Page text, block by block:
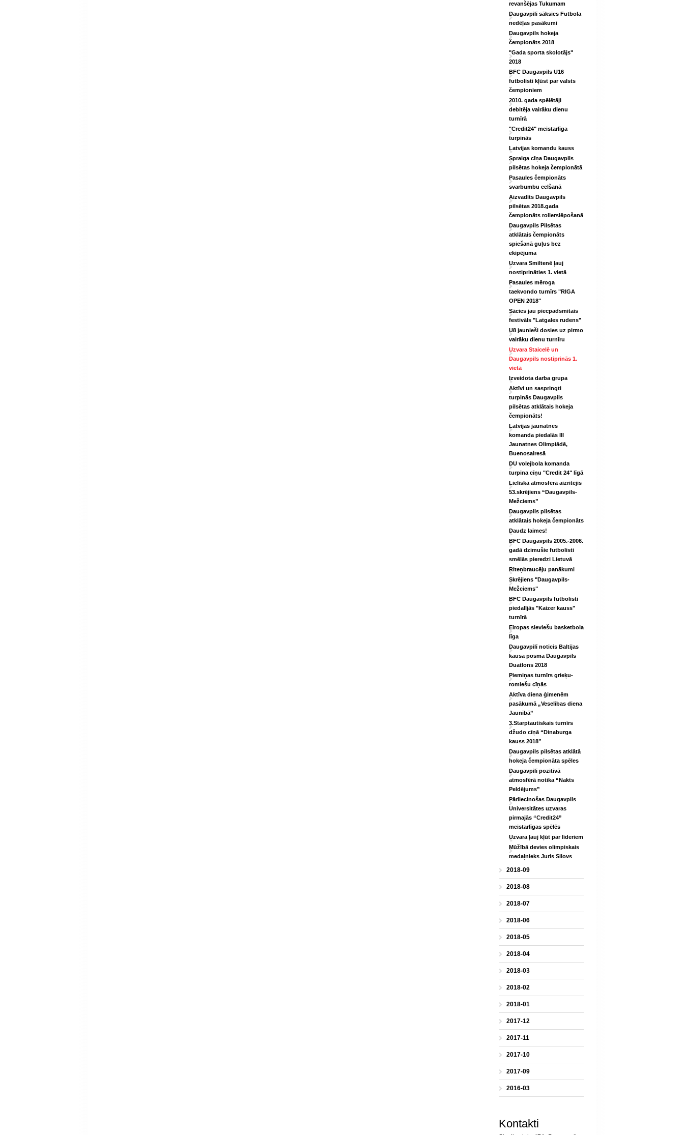
revanšējas Tukumam
Daugavpilī sāksies Futbola
nedēļas pasākumi
Daugavpils hokeja
čempionāts 2018
"Gada sporta skolotājs"
2018
BFC Daugavpils U16
futbolisti kļūst par valsts
čempioniem
2010. gada spēlētāji
debitēja vairāku dienu
turnīrā
"Credit24" meistarlīga
turpinās
Latvijas komandu kauss
Spraiga cīņa Daugavpils
pilsētas hokeja čempionātā
Pasaules čempionāts
svarbumbu celšanā
Aizvadīts Daugavpils
pilsētas 2018.gada
čempionāts rollerslēpošanā
Daugavpils Pilsētas
atklātais čempionāts
spiešanā guļus bez
ekipējuma
Uzvara Smiltenē ļauj
nostiprināties 1. vietā
Pasaules mēroga
taekvondo turnīrs "RIGA
OPEN 2018"
Sācies jau piecpadsmitais
festivāls "Latgales rudens"
U8 jaunieši dosies uz pirmo
vairāku dienu turnīru
Uzvara Staicelē un
Daugavpils nostiprinās 1.
vietā
Izveidota darba grupa
Aktīvi un saspringti
turpinās Daugavpils
pilsētas atklātais hokeja
čempionāts!
Latvijas jaunatnes
komanda piedalās III
Jaunatnes Olimpiādē,
Buenosairesā
DU volejbola komanda
turpina cīņu "Credit 24" līgā
Lieliskā atmosfērā aizritējis
53.skrējiens “Daugavpils-
Mežciems”
Daugavpils pilsētas
atklātais hokeja čempionāts
Daudz laimes!
BFC Daugavpils 2005.-2006.
gadā dzimušie futbolisti
smēlās pieredzi Lietuvā
Riteņbraucēju panākumi
Skrējiens "Daugavpils-
Mežciems"
BFC Daugavpils futbolisti
piedalījās "Kaizer kauss"
turnīrā
Eiropas sieviešu basketbola
līga
Daugavpilī noticis Baltijas
kausa posma Daugavpils
Duatlons 2018
Piemiņas turnīrs grieķu-
romiešu cīņās
Aktīva diena ģimenēm
pasākumā „Veselības diena
Jaunībā”
3.Starptautiskais turnīrs
džudo cīņā “Dinaburga
kauss 2018”
Daugavpils pilsētas atklātā
hokeja čempionāta spēles
Daugavpilī pozitīvā
atmosfērā notika “Nakts
Peldējums”
Pārliecinošas Daugavpils
Universitātes uzvaras
pirmajās “Credit24”
meistarlīgas spēlēs
Uzvara ļauj kļūt par līderiem
Mūžībā devies olimpiskais
medaļnieks Juris Silovs
2018-09
2018-08
2018-07
2018-06
2018-05
2018-04
2018-03
2018-02
2018-01
2017-12
2017-11
2017-10
2017-09
2016-03
Kontakti